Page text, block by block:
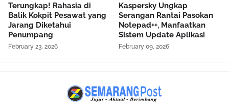
Terungkap! Rahasia di
Balik Kokpit Pesawat yang
Jarang Diketahui
Penumpang
February 23, 2026
Kaspersky Ungkap
Serangan Rantai Pasokan
Notepad++, Manfaatkan
Sistem Update Aplikasi
February 09, 2026